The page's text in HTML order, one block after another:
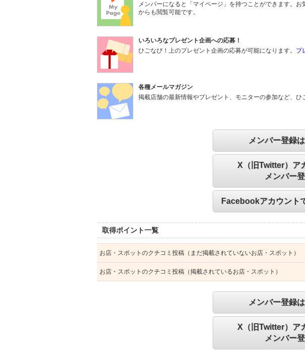
メンバーになると「マイページ」を持つことができます。
からも閲覧可能です。
いろいろなプレゼント企画への応募！
ひごなび！上のプレゼント企画の応募が可能になります。 プ
各種メールマガジン
掲載店舗の最新情報やプレゼント、モニターの参加など、
メンバー登録
X（旧Twitter）ア
メンバー
Facebookアカウント
取得ポイント一覧
お店・スポットのクチコミ投稿（まだ掲載されていないお店・スポット）
お店・スポットのクチコミ投稿（掲載されているお店・スポット）
メンバー登録
X（旧Twitter）ア
メンバー